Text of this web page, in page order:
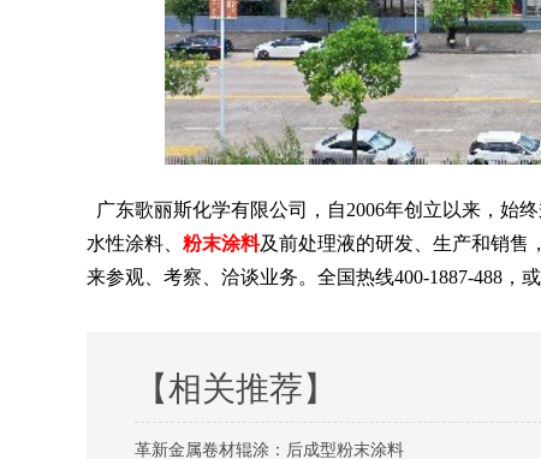
广东歌丽斯化学有限公司，自2006年创立以来，始
水性涂料、 粉末涂料及前处理液的研发、生产和销售
来参观、考察、洽谈业务。全国热线400-1887-488，
【相关推荐】
革新金属卷材辊涂：后成型粉末涂料